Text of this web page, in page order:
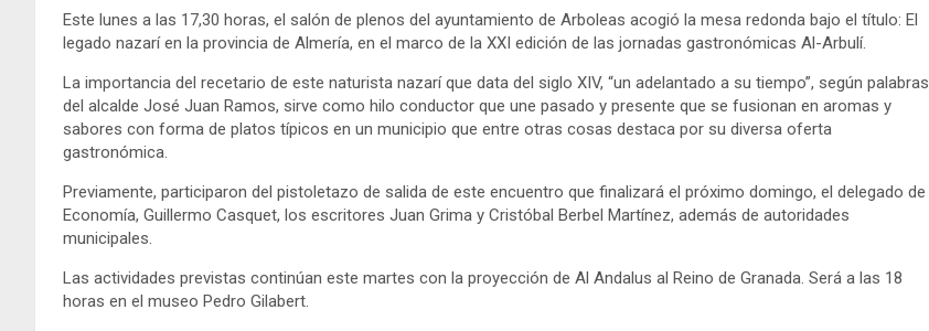
Este lunes a las 17,30 horas, el salón de plenos del ayuntamiento de Arboleas acogió la mesa redonda bajo el título: El
legado nazarí en la provincia de Almería, en el marco de la XXI edición de las jornadas gastronómicas Al-Arbulí.
La importancia del recetario de este naturista nazarí que data del siglo XIV, “un adelantado a su tiempo”, según palabras
del alcalde José Juan Ramos, sirve como hilo conductor que une pasado y presente que se fusionan en aromas y
sabores con forma de platos típicos en un municipio que entre otras cosas destaca por su diversa oferta
gastronómica.
Previamente, participaron del pistoletazo de salida de este encuentro que finalizará el próximo domingo, el delegado de
Economía, Guillermo Casquet, los escritores Juan Grima y Cristóbal Berbel Martínez, además de autoridades
municipales.
Las actividades previstas continúan este martes con la proyección de Al Andalus al Reino de Granada. Será a las 18
horas en el museo Pedro Gilabert.